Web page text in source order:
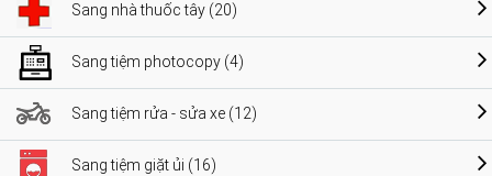
Sang nhà thuốc tây (20)
Sang tiệm photocopy (4)
Sang tiệm rửa - sửa xe (12)
Sang tiệm giặt ủi (16)